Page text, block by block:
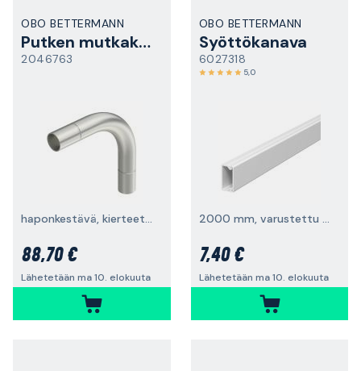
OBO BETTERMANN
Putken mutkakappale
2046763
haponkestävä, kierteetön
88,70 €
Lähetetään ma 10. elokuuta
OBO BETTERMANN
Syöttökanava
6027318
5,0
2000 mm, varustettu teipillä
7,40 €
Lähetetään ma 10. elokuuta